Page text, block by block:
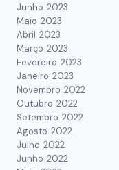
Junho 2023
Maio 2023
Abril 2023
Março 2023
Fevereiro 2023
Janeiro 2023
Novembro 2022
Outubro 2022
Setembro 2022
Agosto 2022
Julho 2022
Junho 2022